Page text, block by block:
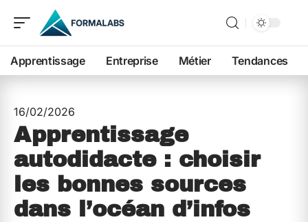
Apprentissage Entreprise Métier Tendances
16/02/2026
Apprentissage
autodidacte : choisir
les bonnes sources
dans l’océan d’infos